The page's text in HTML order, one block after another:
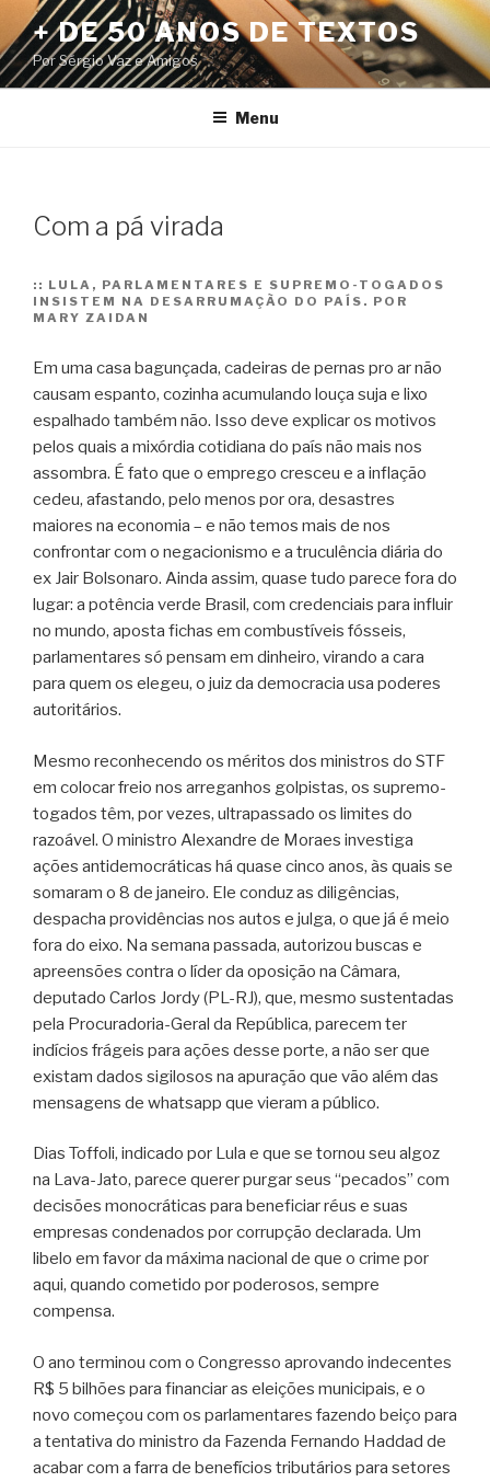
Pular
para
o
conteúdo
+ DE 50 ANOS DE TEXTOS
Por Sérgio Vaz e Amigos
Menu
Com a pá virada
:: LULA, PARLAMENTARES E SUPREMO-TOGADOS
INSISTEM NA DESARRUMAÇÃO DO PAÍS. POR
MARY ZAIDAN
Em uma casa bagunçada, cadeiras de pernas pro ar não
causam espanto, cozinha acumulando louça suja e lixo
espalhado também não. Isso deve explicar os motivos
pelos quais a mixórdia cotidiana do país não mais nos
assombra. É fato que o emprego cresceu e a inflação
cedeu, afastando, pelo menos por ora, desastres
maiores na economia – e não temos mais de nos
confrontar com o negacionismo e a truculência diária do
ex Jair Bolsonaro. Ainda assim, quase tudo parece fora do
lugar: a potência verde Brasil, com credenciais para influir
no mundo, aposta fichas em combustíveis fósseis,
parlamentares só pensam em dinheiro, virando a cara
para quem os elegeu, o juiz da democracia usa poderes
autoritários.
Mesmo reconhecendo os méritos dos ministros do STF
em colocar freio nos arreganhos golpistas, os supremo-
togados têm, por vezes, ultrapassado os limites do
razoável. O ministro Alexandre de Moraes investiga
ações antidemocráticas há quase cinco anos, às quais se
somaram o 8 de janeiro. Ele conduz as diligências,
despacha providências nos autos e julga, o que já é meio
fora do eixo. Na semana passada, autorizou buscas e
apreensões contra o líder da oposição na Câmara,
deputado Carlos Jordy (PL-RJ), que, mesmo sustentadas
pela Procuradoria-Geral da República, parecem ter
indícios frágeis para ações desse porte, a não ser que
existam dados sigilosos na apuração que vão além das
mensagens de whatsapp que vieram a público.
Dias Toffoli, indicado por Lula e que se tornou seu algoz
na Lava-Jato, parece querer purgar seus “pecados” com
decisões monocráticas para beneficiar réus e suas
empresas condenados por corrupção declarada. Um
libelo em favor da máxima nacional de que o crime por
aqui, quando cometido por poderosos, sempre
compensa.
O ano terminou com o Congresso aprovando indecentes
R$ 5 bilhões para financiar as eleições municipais, e o
novo começou com os parlamentares fazendo beiço para
a tentativa do ministro da Fazenda Fernando Haddad de
acabar com a farra de benefícios tributários para setores